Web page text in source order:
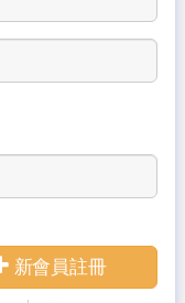
新會員註冊